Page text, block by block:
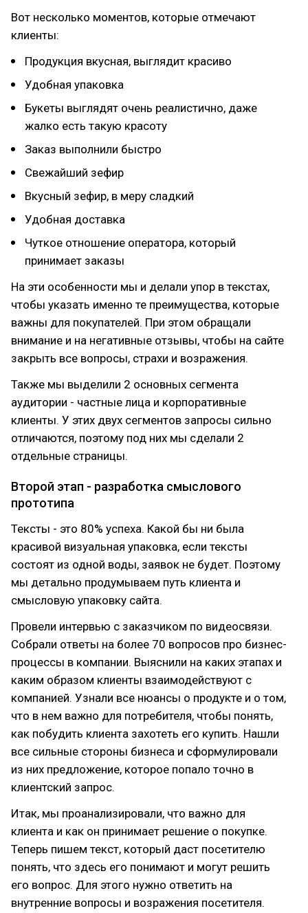
Вот несколько моментов, которые отмечают
клиенты:
Продукция вкусная, выглядит красиво
Удобная упаковка
Букеты выглядят очень реалистично, даже
жалко есть такую красоту
Заказ выполнили быстро
Свежайший зефир
Вкусный зефир, в меру сладкий
Удобная доставка
Чуткое отношение оператора, который
принимает заказы
На эти особенности мы и делали упор в текстах,
чтобы указать именно те преимущества, которые
важны для покупателей. При этом обращали
внимание и на негативные отзывы, чтобы на сайте
закрыть все вопросы, страхи и возражения.
Также мы выделили 2 основных сегмента
аудитории - частные лица и корпоративные
клиенты. У этих двух сегментов запросы сильно
отличаются, поэтому под них мы сделали 2
отдельные страницы.
Второй этап - разработка смыслового
прототипа
Тексты - это 80% успеха. Какой бы ни была
красивой визуальная упаковка, если тексты
состоят из одной воды, заявок не будет. Поэтому
мы детально продумываем путь клиента и
смысловую упаковку сайта.
Провели интервью с заказчиком по видеосвязи.
Собрали ответы на более 70 вопросов про бизнес-
процессы в компании. Выяснили на каких этапах и
каким образом клиенты взаимодействуют с
компанией. Узнали все нюансы о продукте и о том,
что в нем важно для потребителя, чтобы понять,
как побудить клиента захотеть его купить. Нашли
все сильные стороны бизнеса и сформулировали
из них предложение, которое попало точно в
клиентский запрос.
Итак, мы проанализировали, что важно для
клиента и как он принимает решение о покупке.
Теперь пишем текст, который даст посетителю
понять, что здесь его понимают и могут решить
его вопрос. Для этого нужно ответить на
внутренние вопросы и возражения посетителя.